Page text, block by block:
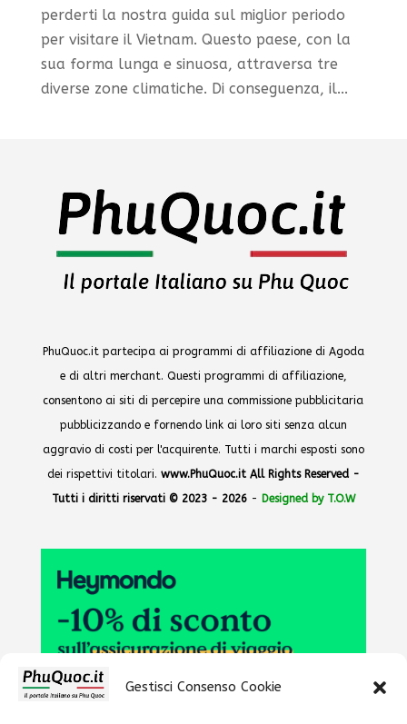
Gestisci Consenso Cookie
perderti la nostra guida sul miglior periodo
per visitare il Vietnam. Questo paese, con la
sua forma lunga e sinuosa, attraversa tre
diverse zone climatiche. Di conseguenza, il...
PhuQuoc.it partecipa ai programmi di affiliazione di Agoda
e di altri merchant. Questi programmi di affiliazione,
consentono ai siti di percepire una commissione pubblicitaria
pubblicizzando e fornendo link ai loro siti senza alcun
aggravio di costi per l'acquirente. Tutti i marchi esposti sono
dei rispettivi titolari. www.PhuQuoc.it All Rights Reserved -
Tutti i diritti riservati © 2023 - 2026- Designed by T.O.W